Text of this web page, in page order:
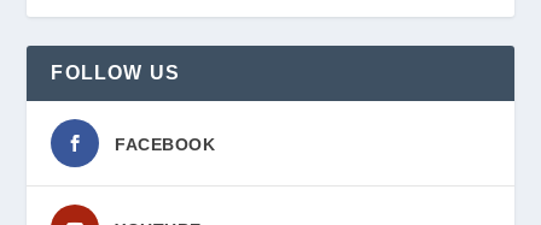
FOLLOW US
FACEBOOK